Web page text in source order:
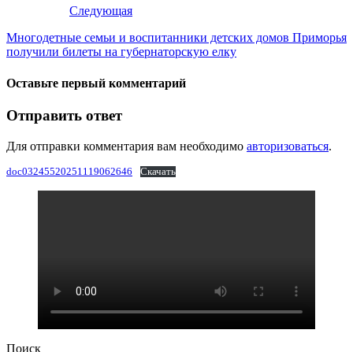
Следующая
Многодетные семьи и воспитанники детских домов Приморья
получили билеты на губернаторскую елку
Оставьте первый комментарий
Отправить ответ
Для отправки комментария вам необходимо авторизоваться.
doc03245520251119062646 Скачать
Поиск